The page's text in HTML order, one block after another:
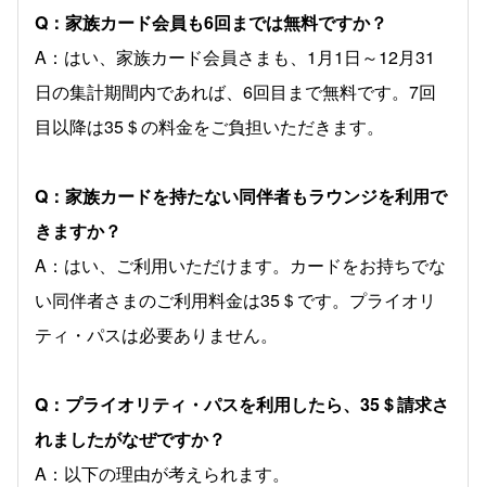
Q：家族カード会員も6回までは無料ですか？
A：はい、家族カード会員さまも、1月1日～12月31
日の集計期間内であれば、6回目まで無料です。7回
目以降は35＄の料金をご負担いただきます。
Q：家族カードを持たない同伴者もラウンジを利用で
きますか？
A：はい、ご利用いただけます。カードをお持ちでな
い同伴者さまのご利用料金は35＄です。プライオリ
ティ・パスは必要ありません。
Q：プライオリティ・パスを利用したら、35＄請求さ
れましたがなぜですか？
A：以下の理由が考えられます。